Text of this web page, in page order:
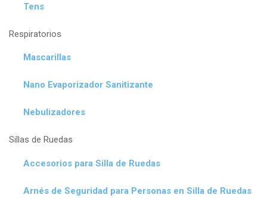
Tens
Respiratorios
Mascarillas
Nano Evaporizador Sanitizante
Nebulizadores
Sillas de Ruedas
Accesorios para Silla de Ruedas
Arnés de Seguridad para Personas en Silla de Ruedas